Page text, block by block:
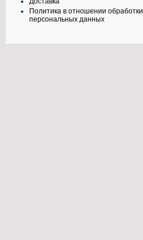
Политика в отношении обработки
персональных данных